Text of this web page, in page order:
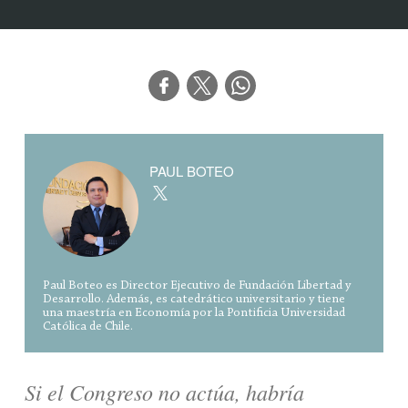
Si el Congreso no actúa, habría
PAUL BOTEO
Paul Boteo es Director Ejecutivo de Fundación Libertad y
Desarrollo. Además, es catedrático universitario y tiene
una maestría en Economía por la Pontificia Universidad
Católica de Chile.